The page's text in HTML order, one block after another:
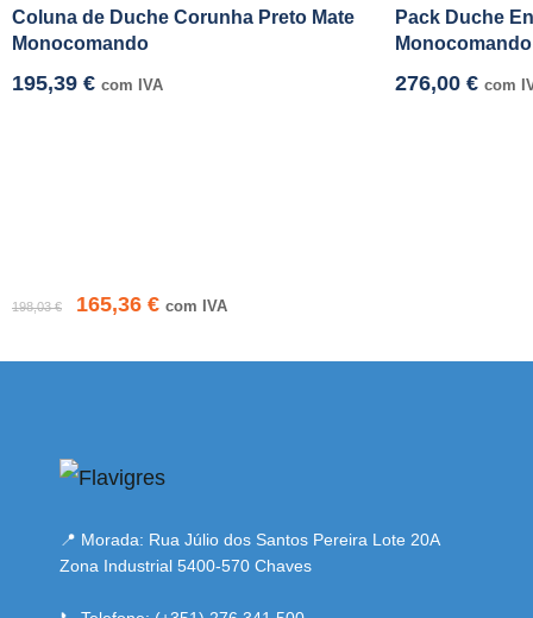
Coluna de Duche Corunha Preto Mate
Monocomando
195,39 € com IVA
Pack Duche
276,00 € com
198,03€ 165,36 € com IVA
📍 Morada: Rua Júlio dos Santos Pereira Lote 20A
Zona Industrial 5400-570 Chaves